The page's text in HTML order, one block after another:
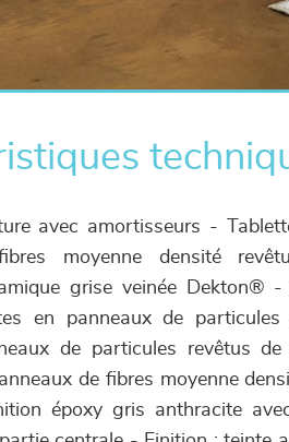
avec amortisseurs -
moyenne densité
grise veinée Dekton® -
en panneaux de
de particules revêtus
de fibres moyenne
époxy gris anthracite